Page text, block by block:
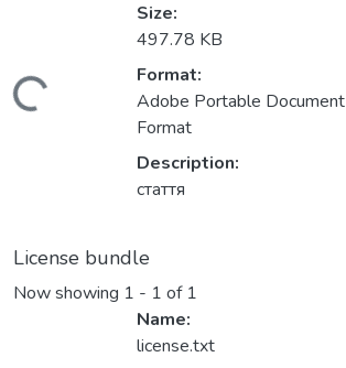
Loading...
Size:
497.78 KB
Format:
Adobe Portable Document
Format
Description:
стаття
License bundle
Now showing 1 - 1 of 1
Name:
license.txt